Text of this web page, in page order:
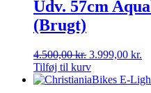
Udv. 57cm
(Brugt)
4.500,00kr. Den
oprindelige
pris
3.999,00 kr.
Tilføj til kurv